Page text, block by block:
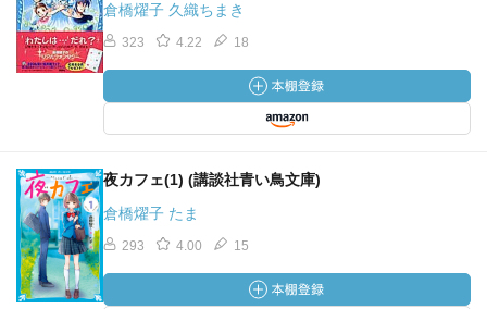
倉橋燿子 久織ちまき
323 4.22 18
夜カフェ(1) (講談社青い鳥文庫)
倉橋燿子 たま
293 4.00 15